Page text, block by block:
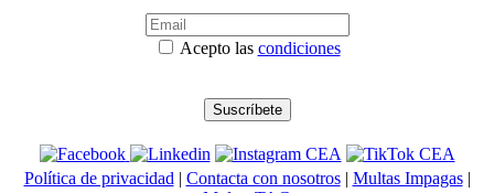
Acepto las condiciones
Política de privacidad | Contacta con nosotros| Multas Impagas|